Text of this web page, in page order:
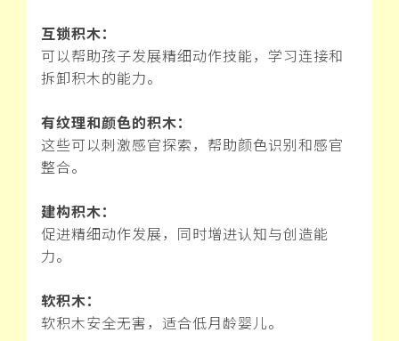
互锁积木：
可以帮助孩子发展精细动作技能，学习连接和
拆卸积木的能力。
有纹理和颜色的积木：
这些可以刺激感官探索，帮助颜色识别和感官
整合。
建构积木：
促进精细动作发展，同时增进认知与创造能
力。
软积木：
软积木安全无害，适合低月龄婴儿。